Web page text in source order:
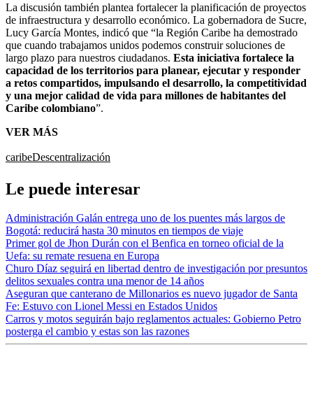
La discusión también plantea fortalecer la planificación de proyectos
de infraestructura y desarrollo económico. La gobernadora de Sucre,
Lucy García Montes, indicó que “la Región Caribe ha demostrado
que cuando trabajamos unidos podemos construir soluciones de
largo plazo para nuestros ciudadanos. Esta iniciativa fortalece la
capacidad de los territorios para planear, ejecutar y responder
a retos compartidos, impulsando el desarrollo, la competitividad
y una mejor calidad de vida para millones de habitantes del
Caribe colombiano”.
VER MÁS
caribeDescentralización
Le puede interesar
Administración Galán entrega uno de los puentes más largos de
Bogotá: reducirá hasta 30 minutos en tiempos de viaje
Primer gol de Jhon Durán con el Benfica en torneo oficial de la
Uefa: su remate resuena en Europa
Churo Díaz seguirá en libertad dentro de investigación por presuntos
delitos sexuales contra una menor de 14 años
Aseguran que canterano de Millonarios es nuevo jugador de Santa
Fe: Estuvo con Lionel Messi en Estados Unidos
Carros y motos seguirán bajo reglamentos actuales: Gobierno Petro
posterga el cambio y estas son las razones